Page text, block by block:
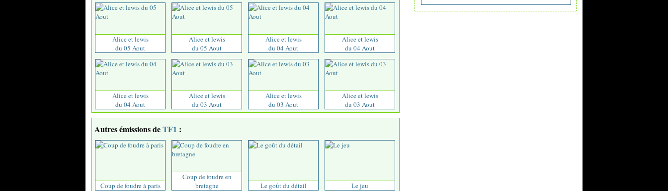
Alice et lewis
du 05 Aout
Alice et lewis
du 05 Aout
Alice et lewis
du 04 Aout
Alice et lewis
du 04 Aout
Alice et lewis
du 04 Aout
Alice et lewis
du 03 Aout
Alice et lewis
du 03 Aout
Alice et lewis
du 03 Aout
Autres émissions deTF1 :
Coup de foudre à paris
Coup de foudre en
bretagne
Le goût du détail Le jeu